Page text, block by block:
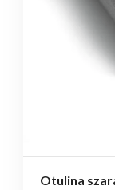
Otulina